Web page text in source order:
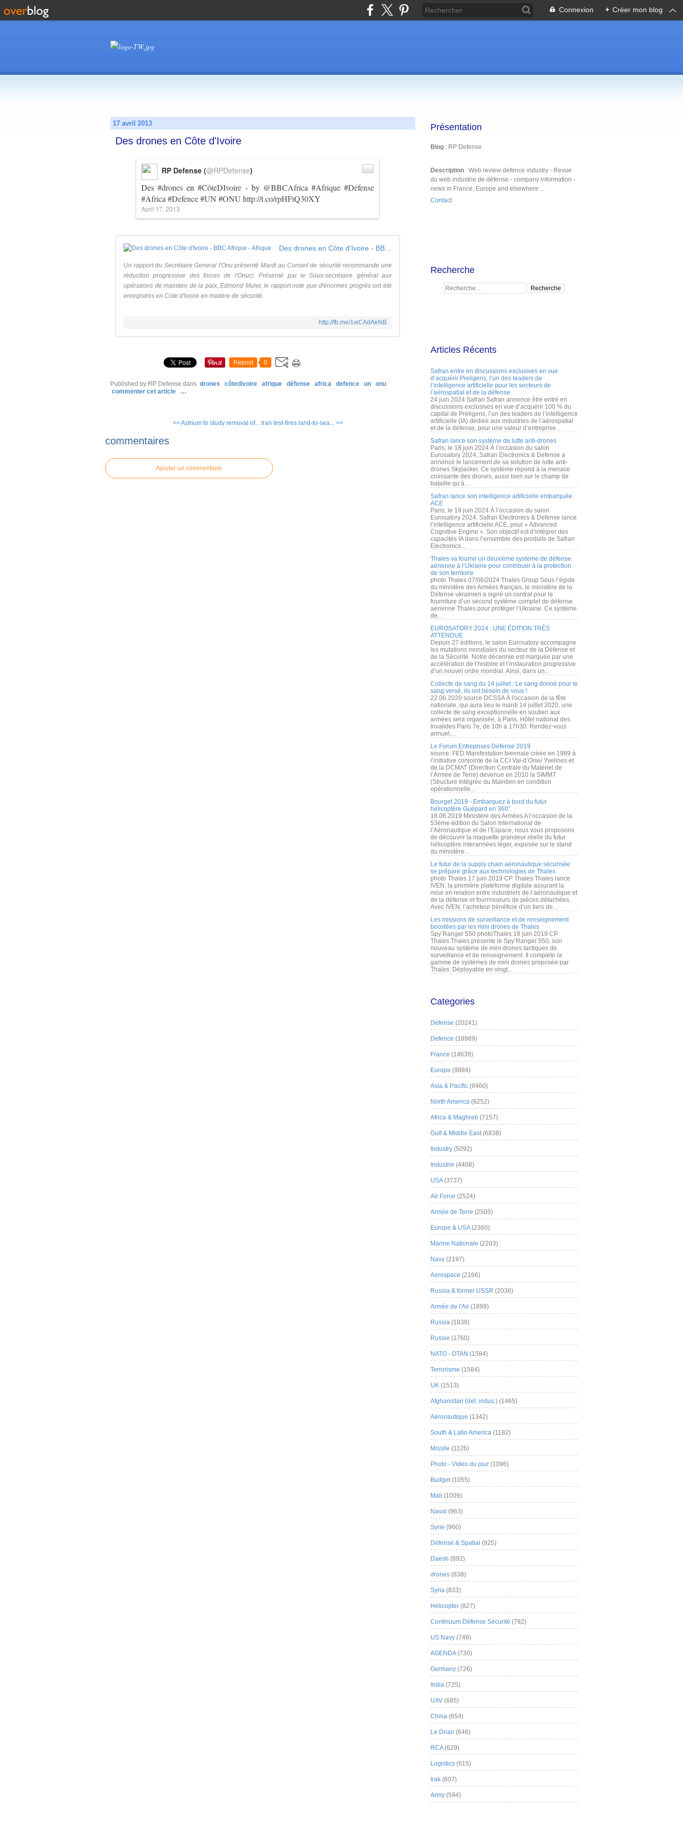
Connexion + Créer mon blog
17 avril 2013
Des drones en Côte d'Ivoire
Des#drones en#CôteDIvoire - by @BBCAfrica #Afrique #Défense
#Africa #Defence#UN #ONU http://t.co/rpHFtQ30XY
RP Defense (@RPDefense)
April 17, 2013
Un rapport du Secrétaire General l'Onu présenté Mardi au Conseil de sécurité recommande une
réduction progressive des forces de l'Onuci. Présenté par le Sous-secrétaire général aux
opérations de maintien de la paix, Edmond Mulet, le rapport note que d'énormes progrès ont été
enregistrés en Cote d'Ivoire en matière de sécurité.
http://fb.me/1wCAdAeNB
Repost 0
Published by RP Defense dans drones côtedivoire afrique défense africa defence un
onu
commenter cet article
…
<< Astrium to study removal of... Iran test-fires land-to-sea... >>
commentaires
Ajouter un commentaire
Présentation
Blog : RP Defense
Description : Web review defence industry - Revue
du web industrie de défense - company information -
news in France, Europe and elsewhere ...
Contact
Recherche
Articles Récents
Safran entre en discussions exclusives en vue
d’acquérir Preligens, l’un des leaders de
l’intelligence artificielle pour les secteurs de
l’aérospatial et de la défense
24 juin 2024 Safran Safran annonce être entré en
discussions exclusives en vue d’acquérir 100 % du
capital de Preligens, l’un des leaders de l’intelligence
artificielle (IA) dédiée aux industries de l’aérospatial
et de la défense, pour une valeur d’entreprise...
Safran lance son système de lutte anti-drones
Paris, le 18 juin 2024 À l’occasion du salon
Eurosatory 2024, Safran Electronics & Defense a
annoncé le lancement de sa solution de lutte anti-
drones Skyjacker. Ce système répond à la menace
croissante des drones, aussi bien sur le champ de
bataille qu’à...
Safran lance son intelligence artificielle embarquée
ACE
Paris, le 19 juin 2024 À l’occasion du salon
Eurosatory 2024, Safran Electronics & Defense lance
l’intelligence artificielle ACE, pour « Advanced
Cognitive Engine ». Son objectif est d’intégrer des
capacités IA dans l’ensemble des produits de Safran
Electronics...
Thales va fournir un deuxième système de défense
aérienne à l’Ukraine pour contribuer à la protection
de son territoire
photo Thales 07/06/2024 Thales Group Sous l’égide
du ministère des Armées français, le ministère de la
Défense ukrainien a signé un contrat pour la
fourniture d’un second système complet de défense
aérienne Thales pour protéger l’Ukraine. Ce système
de...
EUROSATORY 2024 : UNE ÉDITION TRÈS
ATTENDUE
Depuis 27 éditions, le salon Eurosatory accompagne
les mutations mondiales du secteur de la Défense et
de la Sécurité. Notre décennie est marquée par une
accélération de l’histoire et l’instauration progressive
d’un nouvel ordre mondial. Ainsi, dans un...
Collecte de sang du 14 juillet : Le sang donné pour le
sang versé, ils ont besoin de vous !
22.06.2020 source DCSSA À l'occasion de la fête
nationale, qui aura lieu le mardi 14 juillet 2020, une
collecte de sang exceptionnelle en soutien aux
armées sera organisée, à Paris, Hôtel national des
Invalides Paris 7e, de 10h à 17h30. Rendez-vous
annuel,...
Le Forum Entreprises Défense 2019
source: FED Manifestation biennale créée en 1989 à
l’initiative conjointe de la CCI Val-d’Oise/ Yvelines et
de la DCMAT (Direction Centrale du Matériel de
l’Armée de Terre) devenue en 2010 la SIMMT
(Structure Intégrée du Maintien en condition
opérationnelle...
Bourget 2019 - Embarquez à bord du futur
hélicoptère Guépard en 360°
18.06.2019 Ministère des Armées A l’occasion de la
53ème édition du Salon International de
l’Aéronautique et de l’Espace, nous vous proposons
de découvrir la maquette grandeur réelle du futur
hélicoptère interarmées léger, exposée sur le stand
du ministère...
Le futur de la supply chain aéronautique sécurisée
se prépare grâce aux technologies de Thales
photo Thales 17 juin 2019 CP Thales Thales lance
IVEN, la première plateforme digitale assurant la
mise en relation entre industriels de l’aéronautique et
de la défense et fournisseurs de pièces détachées.
Avec IVEN, l’acheteur bénéficie d’un tiers de...
Les missions de surveillance et de renseignement
boostées par les mini drones de Thales
Spy’Ranger 550 photoThales 18 juin 2019 CP
Thales Thales présente le Spy’Ranger 550, son
nouveau système de mini drones tactiques de
surveillance et de renseignement. Il complète la
gamme de systèmes de mini drones proposée par
Thales. Déployable en vingt...
Categories
Défense (20241)
Defence (18989)
France (14639)
Europe (9884)
Asia & Pacific (8460)
North America (8252)
Africa & Maghreb (7157)
Gulf & Middle East(6838)
Industry (5092)
Industrie (4408)
USA(3737)
Air Force (2524)
Armée de Terre (2505)
Europe & USA(2360)
Marine Nationale (2203)
Navy (2197)
Aerospace (2166)
Russia & former USSR (2036)
Armée de l'Air (1899)
Russia (1838)
Russie (1760)
NATO - OTAN (1584)
Terrorisme (1584)
UK (1513)
Afghanistan (def. indus.) (1465)
Aéronautique (1342)
South & Latin America (1182)
Missile (1126)
Photo - Video du jour (1096)
Budget(1055)
Mali (1009)
Naval (963)
Syrie (960)
Défense & Spatial (925)
Daesh (892)
drones (838)
Syria (833)
Helicopter (827)
Continuum Défense Sécurité (782)
US Navy (748)
AGENDA(730)
Germany (726)
India (725)
UAV (685)
China (654)
Le Drian (646)
RCA(629)
Logistics (615)
Irak (607)
Army (594)